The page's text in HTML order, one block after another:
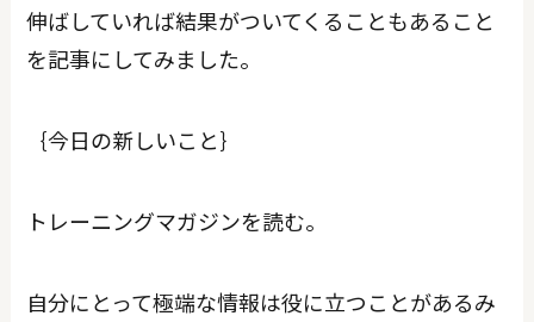
伸ばしていれば結果がついてくることもあること
を記事にしてみました。
｛今日の新しいこと｝
トレーニングマガジンを読む。
自分にとって極端な情報は役に立つことがあるみ